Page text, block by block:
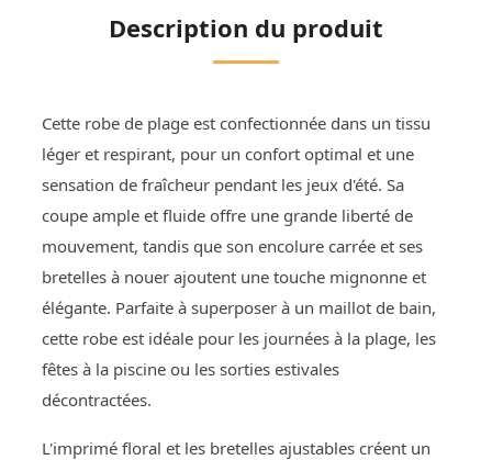
Description du produit
Cette robe de plage est confectionnée dans un tissu
léger et respirant, pour un confort optimal et une
sensation de fraîcheur pendant les jeux d'été. Sa
coupe ample et fluide offre une grande liberté de
mouvement, tandis que son encolure carrée et ses
bretelles à nouer ajoutent une touche mignonne et
élégante. Parfaite à superposer à un maillot de bain,
cette robe est idéale pour les journées à la plage, les
fêtes à la piscine ou les sorties estivales
décontractées.
L'imprimé floral et les bretelles ajustables créent un